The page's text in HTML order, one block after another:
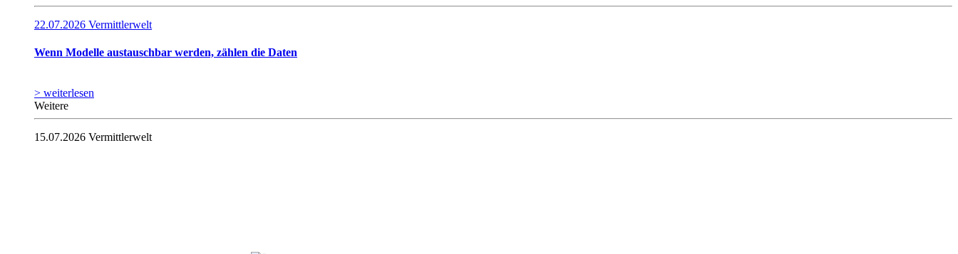
22.07.2026 Vermittlerwelt
Wenn Modelle austauschbar werden, zählen die Daten
> weiterlesen
Weitere
15.07.2026 Vermittlerwelt